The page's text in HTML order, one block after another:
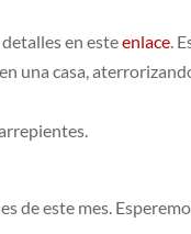
detalles en esteenlace.
una casa,
de este mes.